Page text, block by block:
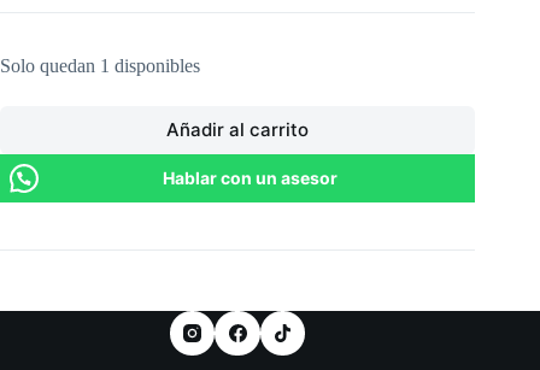
Solo quedan 1 disponibles
Añadir al carrito
Hablar con un asesor